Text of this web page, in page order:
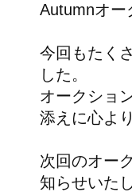
Autumnオー
今回もたく
した。
オークショ
添えに心よ
次回のオー
知らせいた